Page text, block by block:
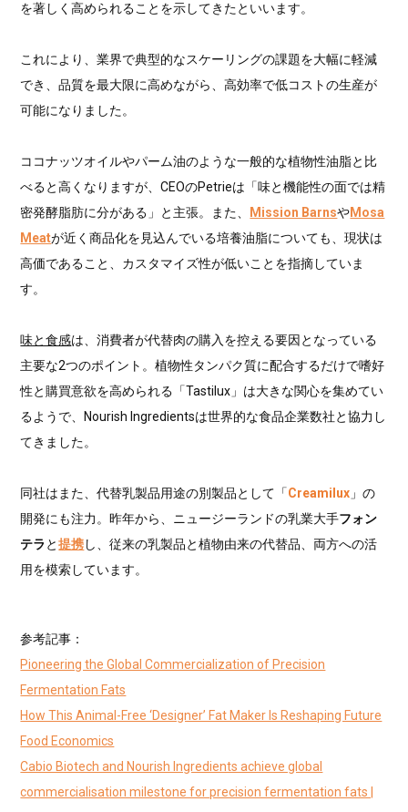
を著しく高められることを示してきたといいます。
これにより、業界で典型的なスケーリングの課題を大幅に軽減
でき、品質を最大限に高めながら、高効率で低コストの生産が
可能になりました。
ココナッツオイルやパーム油のような一般的な植物性油脂と比
べると高くなりますが、CEOのPetrieは「味と機能性の面では精
密発酵脂肪に分がある」と主張。また、
Mission BarnsやMosa
Meatが近く商品化を見込んでいる培養油脂についても、現状は
高価であること、カスタマイズ性が低いことを指摘していま
す。
味と食感は、消費者が代替肉の購入を控える要因となっている
主要な2つのポイント。植物性タンパク質に配合するだけで嗜好
性と購買意欲を高められる「Tastilux」は大きな関心を集めてい
るようで、Nourish Ingredientsは世界的な食品企業数社と協力し
てきました。
同社はまた、代替乳製品用途の別製品として「Creamilux 」の
開発にも注力。昨年から、ニュージーランドの乳業大手フォン
テラ と提携し、従来の乳製品と植物由来の代替品、両方への活
用を模索しています。
参考記事：
Pioneering the Global Commercialization of Precision
Fermentation Fats
How This Animal-Free ‘Designer’ Fat Maker Is Reshaping Future
Food Economics
Cabio Biotech and Nourish Ingredients achieve global
commercialisation milestone for precision fermentation fats |